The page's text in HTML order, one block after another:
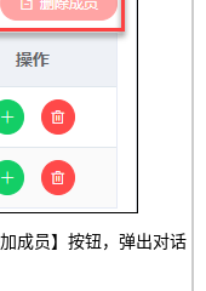
成员】按钮，弹出对话